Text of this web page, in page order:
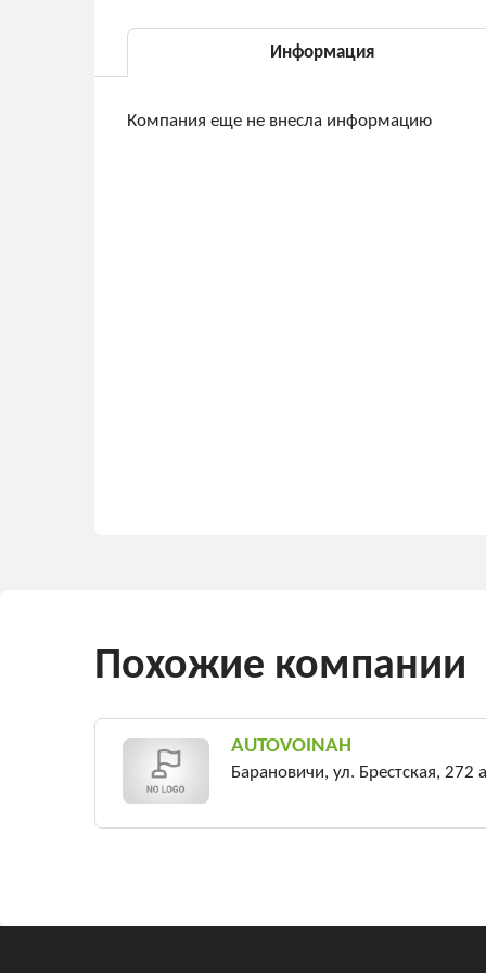
Информация
Компания еще не внесла информацию
Похожие компании
AUTOVOINAH
Барановичи, ул. Брестская, 272 а